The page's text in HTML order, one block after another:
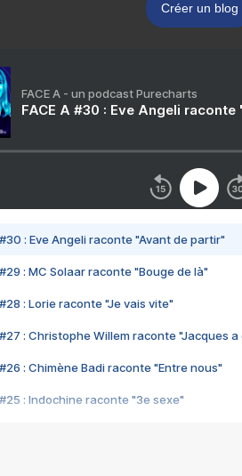
Créer un blog
FACE A - un podcast Purecharts
FACE A #30 : Eve Angeli
#30 : Eve Angeli raconte "Avant de partir"
#29 : MC Solaar raconte "Bouge de là"
#28 : Lorie raconte "Je vais vite"
#27 : Christophe Willem raconte "Jacques a
#26 : Chimène Badi raconte "Entre nous"
#25 : Indochine raconte "3e sexe"